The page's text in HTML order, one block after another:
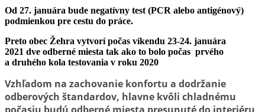
Od 27. januára bude negatívny test (PCR alebo antigénový)
podmienkou pre cestu do práce.
Preto obec Žehra vytvorí počas víkendu 23-24. januára
2021 dve odberné miesta tak ako to bolo počas prvého
a druhého kola testovania v roku 2020
Vzhľadom na zachovanie konfortu a dodržanie
odberových štandardov, hlavne kvôli chladnému